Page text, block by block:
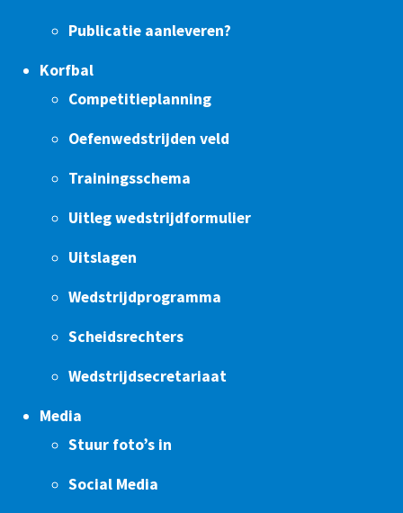
Publicatie aanleveren?
Korfbal
Competitieplanning
Oefenwedstrijden veld
Trainingsschema
Uitleg wedstrijdformulier
Uitslagen
Wedstrijdprogramma
Scheidsrechters
Wedstrijdsecretariaat
Media
Stuur foto’s in
Social Media